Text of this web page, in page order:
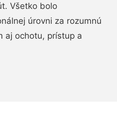
Všetko bolo
úrovni za rozumnú
aj ochotu, prístup a